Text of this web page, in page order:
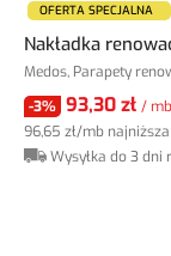
OFERTA SPECJALNA
Nakładka
Medos, Parapety
-3% 93,30 zł / mb
96,65 zł/mb
Wysyłka do 3 dni